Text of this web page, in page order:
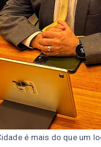
é mais do que um